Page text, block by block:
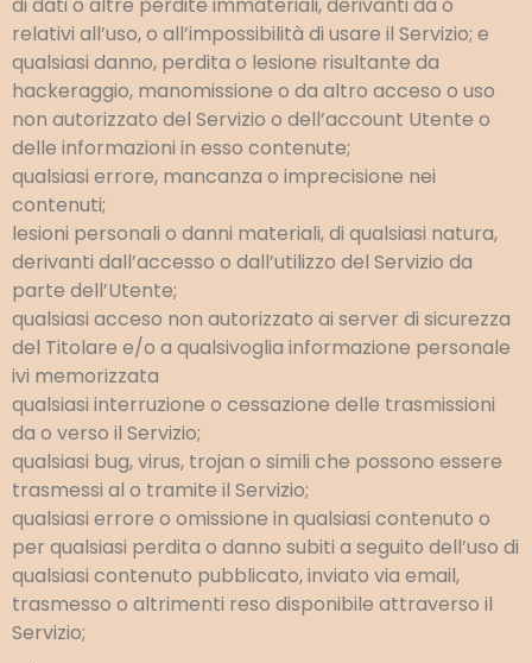
relativi all’uso, o all’impossibilità di usare il Servizio; e
qualsiasi danno, perdita o lesione risultante da
hackeraggio, manomissione o da altro acceso o uso
non autorizzato del Servizio o dell’account Utente o
delle informazioni in esso contenute;
qualsiasi errore, mancanza o imprecisione nei
contenuti;
lesioni personali o danni materiali, di qualsiasi natura,
derivanti dall’accesso o dall’utilizzo del Servizio da
parte dell’Utente;
qualsiasi acceso non autorizzato ai server di sicurezza
del Titolare e/o a qualsivoglia informazione personale
ivi memorizzata
qualsiasi interruzione o cessazione delle trasmissioni
da o verso il Servizio;
qualsiasi bug, virus, trojan o simili che possono essere
trasmessi al o tramite il Servizio;
qualsiasi errore o omissione in qualsiasi contenuto o
per qualsiasi perdita o danno subiti a seguito dell’uso di
qualsiasi contenuto pubblicato, inviato via email,
trasmesso o altrimenti reso disponibile attraverso il
Servizio;